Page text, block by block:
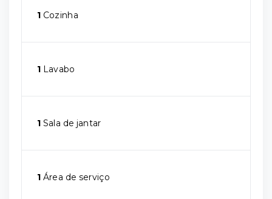
1 Cozinha
1 Lavabo
1 Sala de jantar
1 Área de serviço